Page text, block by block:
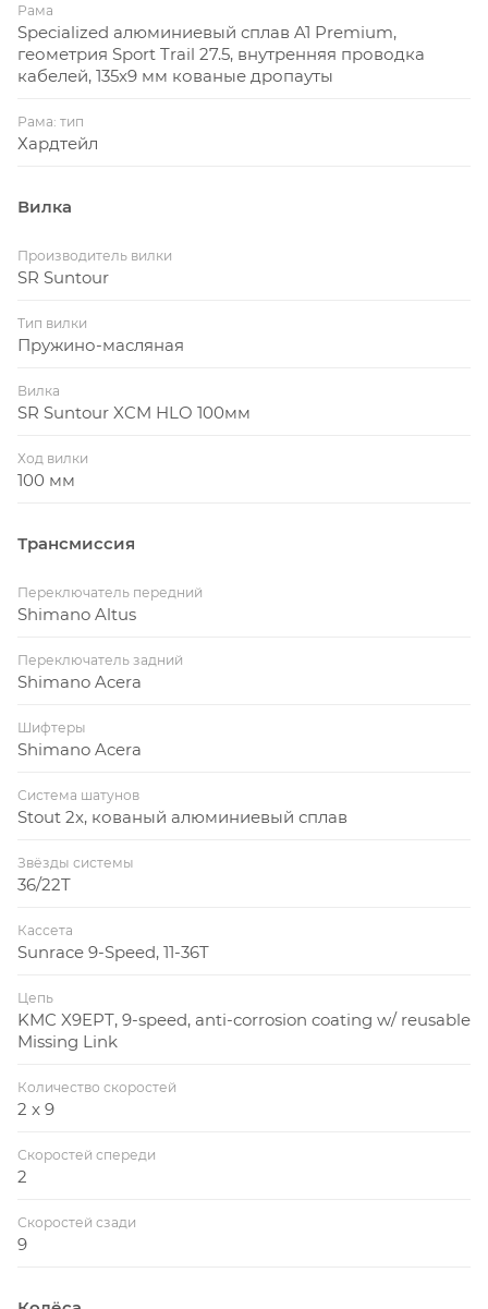
Рама
Specialized алюминиевый сплав A1 Premium,
геометрия Sport Trail 27.5, внутренняя проводка
кабелей, 135x9 мм кованые дропауты
Рама: тип
Хардтейл
Вилка
Производитель вилки
SR Suntour
Тип вилки
Пружино-масляная
Вилка
SR Suntour XCM HLO 100мм
Ход вилки
100 мм
Трансмиссия
Переключатель передний
Shimano Altus
Переключатель задний
Shimano Acera
Шифтеры
Shimano Acera
Система шатунов
Stout 2x, кованый алюминиевый сплав
Звёзды системы
36/22T
Кассета
Sunrace 9-Speed, 11-36T
Цепь
KMC X9EPT, 9-speed, anti-corrosion coating w/ reusable
Missing Link
Количество скоростей
2 x 9
Скоростей спереди
2
Скоростей сзади
9